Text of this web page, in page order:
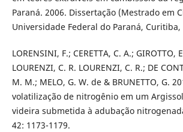
Paraná. 2006. Dissertação (Mestrado em
Universidade Federal do Paraná, Curitiba,
LORENSINI, F.; CERETTA, C. A.; GIROTTO,
LOURENZI, C. R. LOURENZI, C. R.; DE
M. M.; MELO, G. W. de & BRUNETTO, G.
volatilização de nitrogênio em um
videira submetida à adubação
42: 1173-1179.